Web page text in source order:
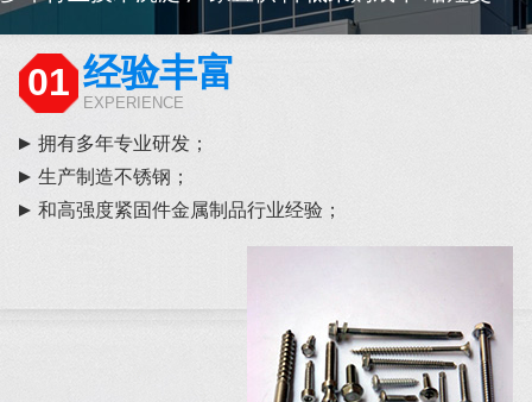
01 经验丰富
EXPERIENCE
拥有多年专业研发；
生产制造不锈钢；
和高强度紧固件金属制品行业经验；